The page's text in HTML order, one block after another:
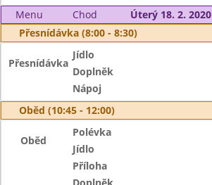
Menu
Chod
Úterý 18. 2. 2020
Přesnídávka (8:00 - 8:30)
Přesnídávka
Jídlo
Doplněk
Nápoj
Oběd (10:45 - 12:00)
Oběd
Polévka
Jídlo
Příloha